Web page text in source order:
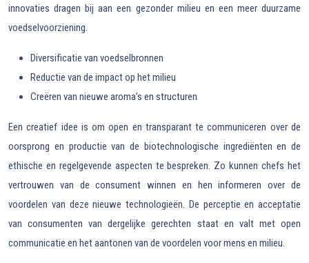
innovaties dragen bij aan een gezonder milieu en een meer duurzame
voedselvoorziening.
Diversificatie van voedselbronnen
Reductie van de impact op het milieu
Creëren van nieuwe aroma’s en structuren
Een creatief idee is om open en transparant te communiceren over de
oorsprong en productie van de biotechnologische ingrediënten en de
ethische en regelgevende aspecten te bespreken. Zo kunnen chefs het
vertrouwen van de consument winnen en hen informeren over de
voordelen van deze nieuwe technologieën. De perceptie en acceptatie
van consumenten van dergelijke gerechten staat en valt met open
communicatie en het aantonen van de voordelen voor mens en milieu.